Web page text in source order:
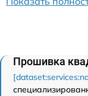
Прошивка